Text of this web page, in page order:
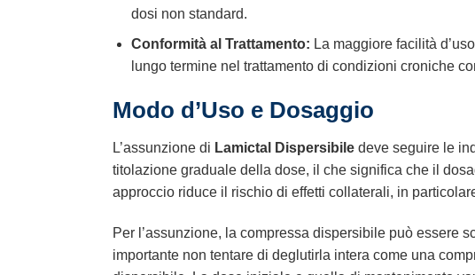
dosi non standard.
Conformità al Trattamento: La maggiore facilità
lungo termine nel trattamento di condizioni croniche
Modo d’Uso e Dosaggio
L’assunzione di Lamictal Dispersibile deve seguire le
titolazione graduale della dose, il che significa che il
approccio riduce il rischio di effetti collaterali, in
Per l’assunzione, la compressa dispersibile può essere
importante non tentare di deglutirla intera come una